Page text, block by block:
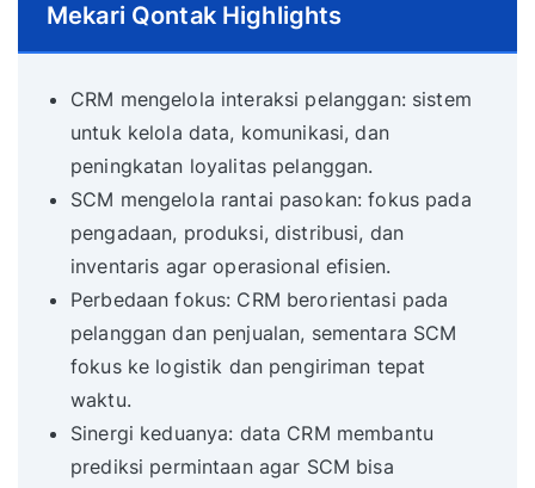
Mekari Qontak Highlights
CRM mengelola interaksi pelanggan: sistem
untuk kelola data, komunikasi, dan
peningkatan loyalitas pelanggan.
SCM mengelola rantai pasokan: fokus pada
pengadaan, produksi, distribusi, dan
inventaris agar operasional efisien.
Perbedaan fokus: CRM berorientasi pada
pelanggan dan penjualan, sementara SCM
fokus ke logistik dan pengiriman tepat
waktu.
Sinergi keduanya: data CRM membantu
prediksi permintaan agar SCM bisa